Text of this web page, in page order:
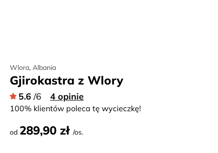
Wlora, Albania
Gjirokastra z Wlory
5.6 /6 4 opinie
100% klientów poleca tę wycieczkę!
od 289,90 zł /os.